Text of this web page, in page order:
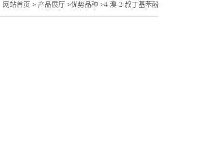
网站首页 > 产品展厅 >优势品种 >4-溴-2-叔丁基苯酚